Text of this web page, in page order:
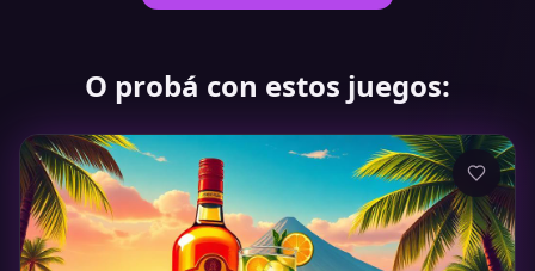
O probá con estos juegos: